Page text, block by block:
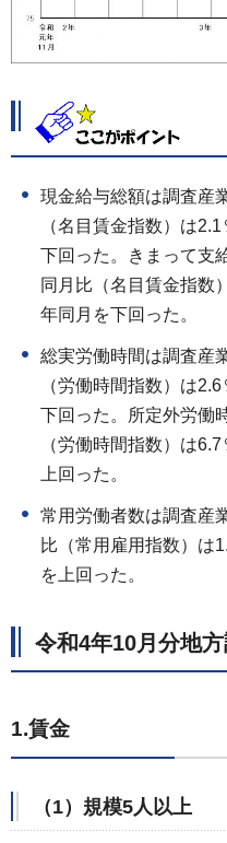
現金給与総額は調査産
（名目賃金指数）は
下回った。きまって支
同月比（名目賃金指数
年同月を下回った。
総実労働時間は調査産
（労働時間指数）は
下回った。所定外労働
（労働時間指数）は
上回った。
常用労働者数は調査産
比（常用雇用指数）は
を上回った。
令和4年10月分地
1.賃金
（1）規模5人以上